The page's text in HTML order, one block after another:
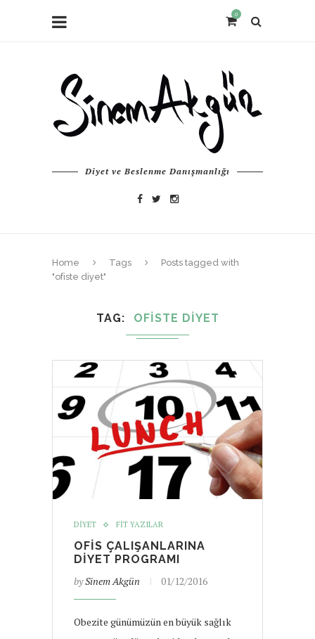
0
Diyet ve Beslenme Danışmanlığı
Home Tags
Posts tagged with
"ofiste diyet"
TAG OFISTE DIYET
DIYET FIT YAZILAR
OFIS ÇALIŞANLARINA
DIYET PROGRAMI
bySinem Akgün 01/12/2016
Obezite günümüzün en büyük sağlık